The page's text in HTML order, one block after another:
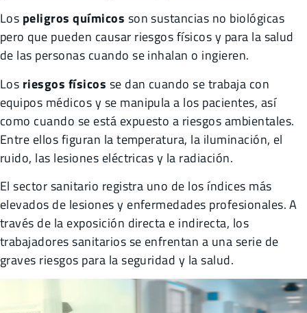
Los peligros químicos son sustancias no biológicas
pero que pueden causar riesgos físicos y para la salud
de las personas cuando se inhalan o ingieren.
Los riesgos físicos se dan cuando se trabaja con
equipos médicos y se manipula a los pacientes, así
como cuando se está expuesto a riesgos ambientales.
Entre ellos figuran la temperatura, la iluminación, el
ruido, las lesiones eléctricas y la radiación.
El sector sanitario registra uno de los índices más
elevados de lesiones y enfermedades profesionales. A
través de la exposición directa e indirecta, los
trabajadores sanitarios se enfrentan a una serie de
graves riesgos para la seguridad y la salud.